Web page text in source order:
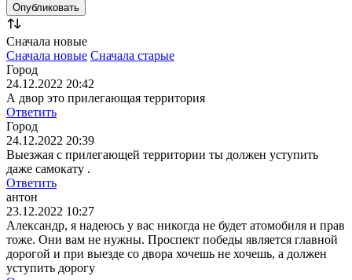
Сначала новые
Сначала новые Сначала старые
Город
24.12.2022 20:42
А двор это прилегающая территория
Ответить
Город
24.12.2022 20:39
Выезжая с прилегающей территории ты должен уступить
даже самокату .
Ответить
антон
23.12.2022 10:27
Александр, я надеюсь у вас никогда не будет атомобиля и прав
тоже. Они вам не нужны. Проспект победы является главной
дорогой и при выезде со двора хочешь не хочешь, а должен
уступить дорогу